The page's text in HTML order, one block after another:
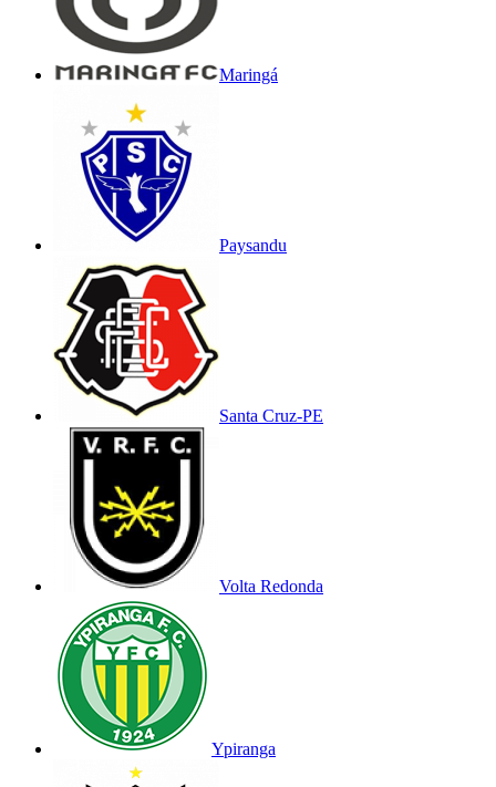
Maringá
Paysandu
Santa Cruz-PE
Volta Redonda
Ypiranga